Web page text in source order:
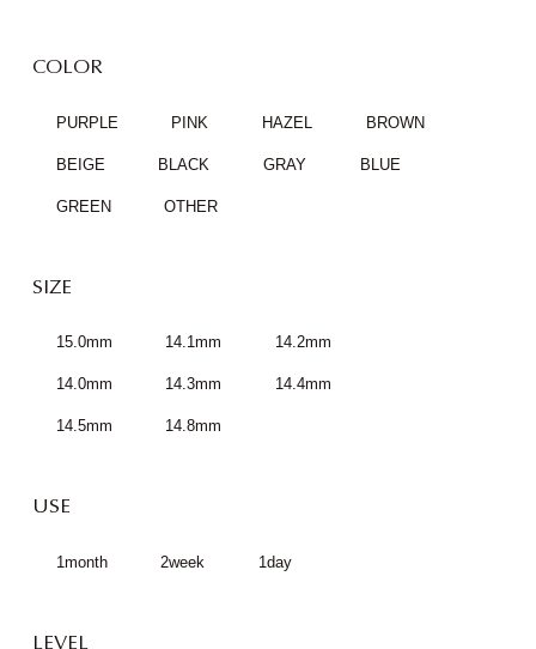
COLOR
PURPLE PINK HAZEL BROWN
BEIGE BLACK GRAY BLUE
GREEN OTHER
SIZE
15.0mm 14.1mm 14.2mm
14.0mm 14.3mm 14.4mm
14.5mm 14.8mm
USE
1month 2week 1day
LEVEL